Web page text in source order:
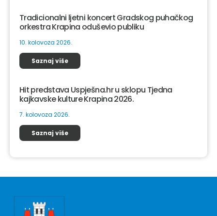
Tradicionalni ljetni koncert Gradskog puhačkog
orkestra Krapina oduševio publiku
10. kolovoza 2026.
Saznaj više
Hit predstava Uspješna.hr u sklopu Tjedna
kajkavske kulture Krapina 2026.
7. kolovoza 2026.
Saznaj više